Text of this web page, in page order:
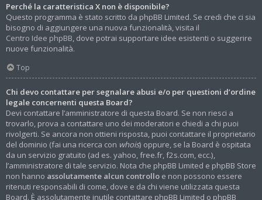
Perché la caratteristica X non è disponibile?
Questo programma è stato scritto da phpBB Limited. Se credi che ci sia
bisogno di aggiungere una nuova funzionalità, visita il
Centro Idee phpBB , dove potrai supportare idee esistenti o suggerire
nuove funzionalità.
Top
Chi devo contattare per segnalare abusi e/o per questioni d’ordine
legale concernenti questa Board?
Devi contattare l’amministratore di questa Board. Se non riesci a
trovarlo, prova a contattare uno dei moderatori e chiedi a chi puoi
rivolgerti. Se ancora non ottieni risposta, puoi contattare il proprietario
del dominio (fai una ricerca con whois) oppure, se la Board è ospitata
da un servizio gratuito (ad es. yahoo, free.fr, f2s.com, ecc.),
l’amministratore di tale servizio. Nota che phpBB Limited e phpBB Store
non hanno assolutamente alcun controllo e non possono essere
ritenuti responsabili di come, dove e da chi viene utilizzata questa
Board. È assolutamente inutile contattare phpBB Limited o phpBB